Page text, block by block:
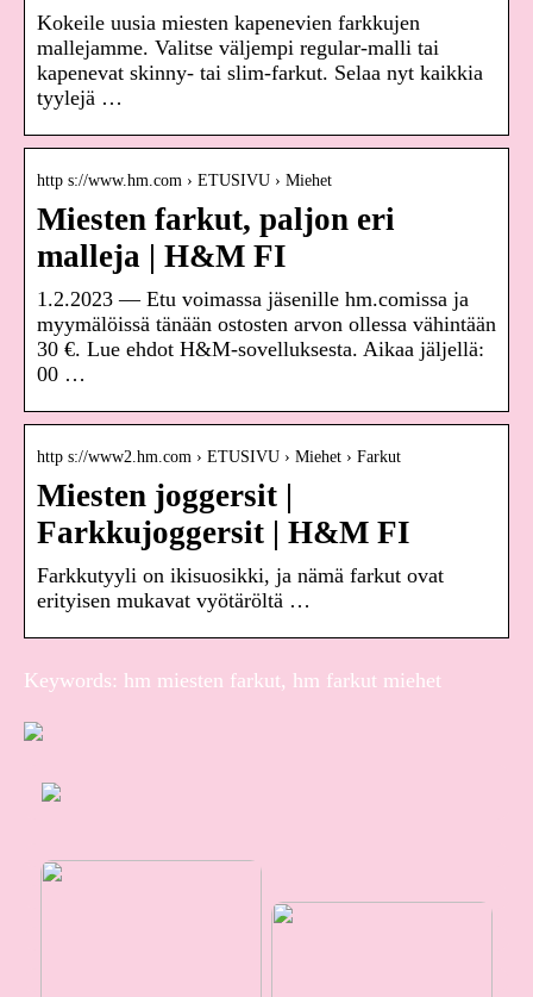
Kokeile uusia miesten kapenevien farkkujen
mallejamme. Valitse väljempi regular-malli tai
kapenevat skinny- tai slim-farkut. Selaa nyt kaikkia
tyylejä …
http s://www.hm.com › ETUSIVU › Miehet
Miesten farkut, paljon eri
malleja | H&M FI
1.2.2023 — Etu voimassa jäsenille hm.comissa ja
myymälöissä tänään ostosten arvon ollessa vähintään
30 €. Lue ehdot H&M-sovelluksesta. Aikaa jäljellä: ​
00 …
http s://www2.hm.com › ETUSIVU › Miehet › Farkut
Miesten joggersit |
Farkkujoggersit | H&M FI
Farkkutyyli on ikisuosikki, ja nämä farkut ovat
erityisen mukavat vyötäröltä …
Keywords: hm miesten farkut, hm farkut miehet